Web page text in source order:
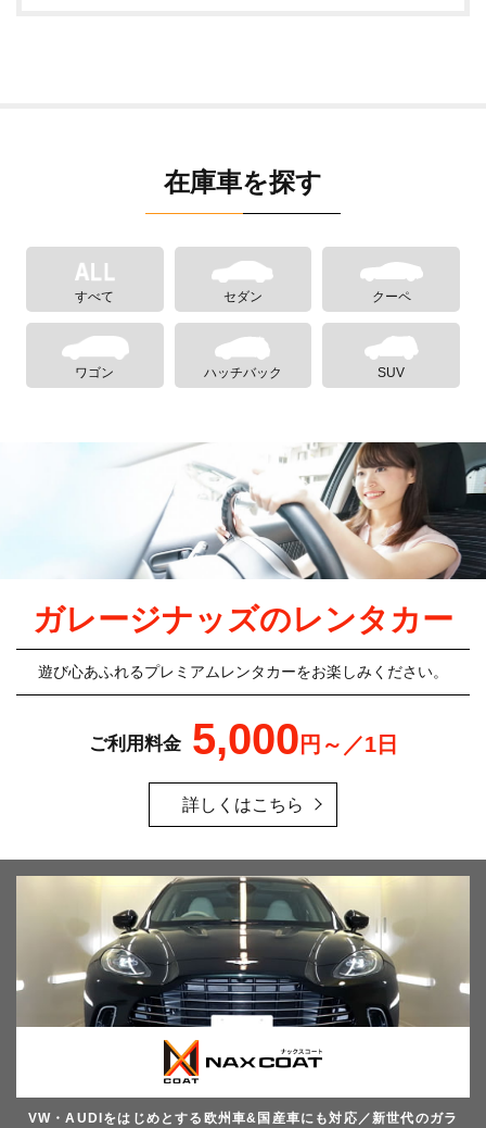
在庫車を探す
すべて セダン クーペ
ワゴン ハッチバック SUV
ガレージナッズのレンタカー
遊び心あふれるプレミアムレンタカーをお楽しみください。
ご利用料金 5,000 円～／1日
詳しくはこちら
VW・AUDIをはじめとする欧州車&国産車にも対応／新世代のガラ